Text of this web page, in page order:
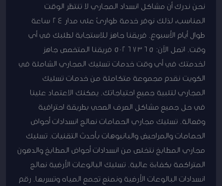
نحن ندرك أن مشاكل انسداد المجاري لا تنتظر الوقت
المناسب، لذلك نوفر خدمة طوارئ على مدار 24 ساعة
طوال أيام الأسبوع. فريقنا جاهز للاستجابة لطلبك في أي
وقت. اتصل الآن: 50267365 فريقنا المتخصص جاهز
لخدمتك في أي وقت خدمات تسليك المجاري الشاملة في
الكويت نقدم مجموعة متكاملة من خدمات تسليك
المجاري لتلبية جميع احتياجاتك. يمكنك الاعتماد علينا
في حل جميع مشاكل الصرف الصحي بطريقة احترافية
وفعالة. تسليك مجاري الحمامات نعالج انسدادات أحواض
الحمامات والمراحيض والبانيوهات بأحدث التقنيات. تسليك
مجاري المطابخ نتخلص من انسدادات أحواض المطابخ والدهون
المتراكمة بكفاءة عالية. تسليك البالوعات الأرضية نعالج
انسدادات البالوعات الأرضية ونمنع تجمع المياه وتسربها. رقم